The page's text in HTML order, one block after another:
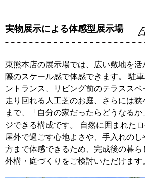
実物展示による体感型展示場
東熊本店の展示場では、広い敷地を
際のスケール感で体感できます。 駐
ントランス、リビング前のテラススペ
走り回れる人工芝のお庭、さらには
まで、「自分の家だったらどうなる
ジできる構成です。 自然に囲まれた
屋外で過ごす心地よさや、手入れの
方まで体感できるため、完成後の暮ら
外構・庭づくりをご検討いただけます